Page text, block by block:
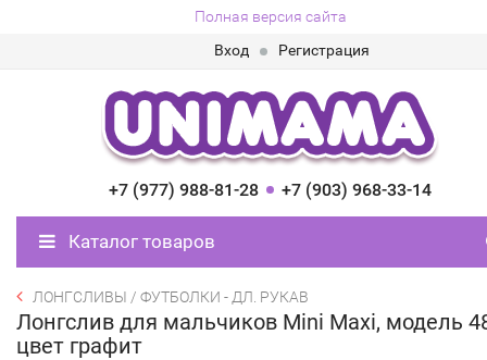
Полная версия сайта
Вход
Регистрация
+7 (977) 988-81-28 +7 (903) 968-33-14
Каталог товаров
ЛОНГСЛИВЫ / ФУТБОЛКИ - ДЛ. РУКАВ
Лонгслив для мальчиков Mini Maxi, модель
цвет графит